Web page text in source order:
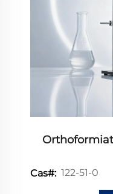
Cas#: 122-51-0